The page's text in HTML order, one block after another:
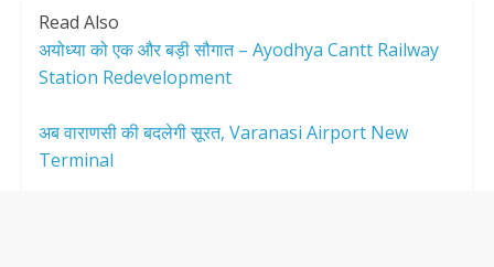
Read Also
अयोध्या को एक और बड़ी सौगात – Ayodhya Cantt Railway
Station Redevelopment
अब वाराणसी की बदलेगी सूरत, Varanasi Airport New
Terminal